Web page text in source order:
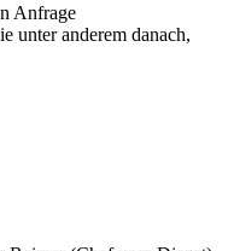
Anfrage
unter anderem danach,